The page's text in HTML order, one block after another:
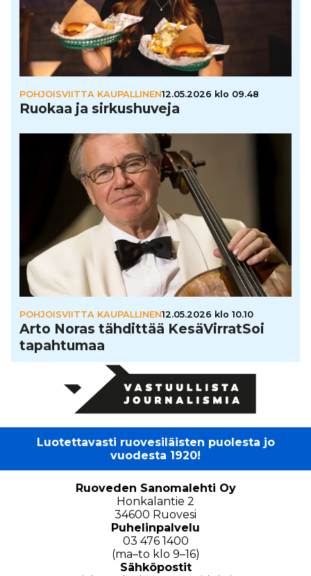
POHJOISVIITTA KAUPALLINEN12.05.2026 klo 09.48
Ruokaa ja sir­kus­hu­veja
POHJOISVIITTA KAUPALLINEN12.05.2026 klo 10.10
Arto Noras tähdittää Kesä­Vir­rat­Soi
tapah­tu­maa
Luotettavasti ruovesiläisten puolesta jo
vuodesta 1920!
Ruoveden Sanomalehti Oy
Honkalantie 2
34600 Ruovesi
Puhelinpalvelu
03 476 1400
(ma–to klo 9–16)
Sähköpostit